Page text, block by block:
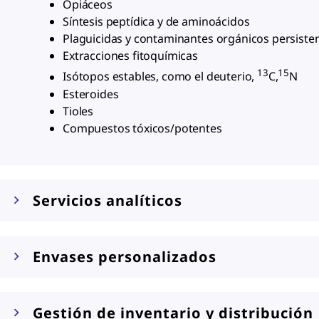
Opiáceos
Síntesis peptídica y de aminoácidos
Plaguicidas y contaminantes orgánicos
Extracciones fitoquímicas
Isótopos estables, como el deuterio, 13C,15N
Esteroides
Tioles
Compuestos tóxicos/potentes
Servicios analíticos
Envases personalizados
Gestión de inventario y distribución